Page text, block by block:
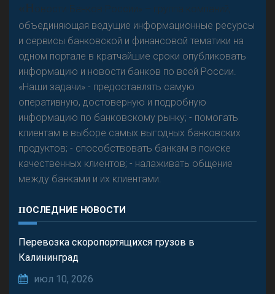
Резкого разворота на рынке автокредитов не
предвидится - «Интервью»
«Н
овости Банков России» – группа компаний,
объединяющая ведущие информационные ресурсы
и сервисы банковской и финансовой тематики на
одном портале в кратчайшие сроки опубликовать
информацию и новости банков по всей России.
«Наши задачи» - предоставлять самую
оперативную, достоверную и подробную
информацию по банковскому рынку; - помогать
клиентам в выборе самых выгодных банковских
продуктов; - способствовать банкам в поиске
качественных клиентов; - налаживать общение
между банками и их клиентами.
ПОСЛЕДНИЕ НОВОСТИ
Перевозка скоропортящихся грузов в
Калининград
июл 10, 2026